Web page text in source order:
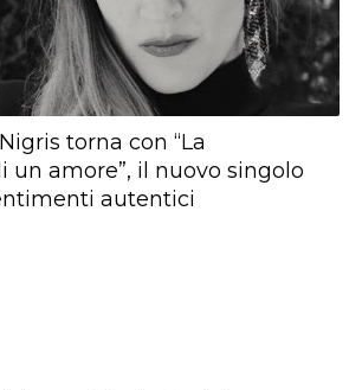
torna con “La
un amore”, il nuovo singolo
autentici